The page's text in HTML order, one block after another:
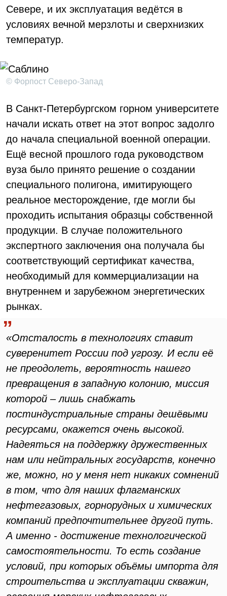
Севере, и их эксплуатация ведётся в
условиях вечной мерзлоты и сверхнизких
температур.
© Форпост Северо-Запад
В Санкт-Петербургском горном университете
начали искать ответ на этот вопрос задолго
до начала специальной военной операции.
Ещё весной прошлого года руководством
вуза было принято решение о создании
специального полигона, имитирующего
реальное месторождение, где могли бы
проходить испытания образцы собственной
продукции. В случае положительного
экспертного заключения она получала бы
соответствующий сертификат качества,
необходимый для коммерциализации на
внутреннем и зарубежном энергетических
рынках.
«Отсталость в технологиях ставит
суверенитет России под угрозу. И если её
не преодолеть, вероятность нашего
превращения в западную колонию, миссия
которой – лишь снабжать
постиндустриальные страны дешёвыми
ресурсами, окажется очень высокой.
Надеяться на поддержку дружественных
нам или нейтральных государств, конечно
же, можно, но у меня нет никаких сомнений
в том, что для наших флагманских
нефтегазовых, горнорудных и химических
компаний предпочтительнее другой путь.
А именно - достижение технологической
самостоятельности. То есть создание
условий, при которых объёмы импорта для
строительства и эксплуатации скважин,